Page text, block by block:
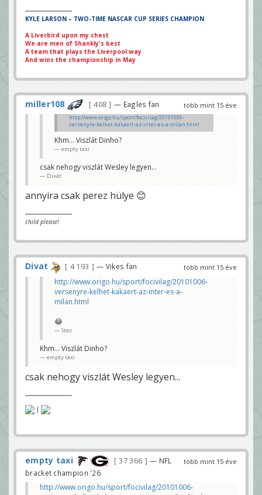
KYLE LARSON – TWO-TIME NASCAR CUP SERIES CHAMPION
A Liverbird upon my chest
We are men of Shankly's best
A team that plays the Liverpool way
And wins the championship in May
több mint 15 éve
miller108 408 — Eagles fan
http://www.origo.hu/sport/focivilag/20101006-
versenyre-kelhet-kakaert-az-inter-es-a-milan.html
Khm... Viszlát Dinho?
empty taxi
csak nehogy viszlát Wesley legyen...
Divat
annyira csak perez hülye 😊
child please!
több mint 15 éve
Divat 4 193 — Vikes fan
http://www.origo.hu/sport/focivilag/20101006-
versenyre-kelhet-kakaert-az-inter-es-a-
milan.html
😂
Stez
Khm... Viszlát Dinho?
empty taxi
csak nehogy viszlát Wesley legyen...
|
több mint 15 éve
empty taxi 37 366
— NFL
bracket champion '26
http://www.origo.hu/sport/focivilag/20101006-